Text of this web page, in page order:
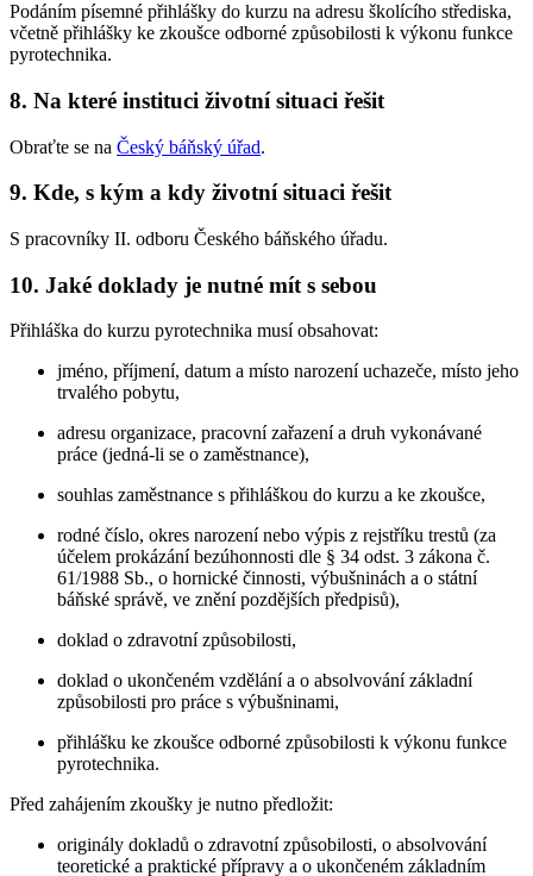
Podáním písemné přihlášky do kurzu na adresu školícího střediska,
včetně přihlášky ke zkoušce odborné způsobilosti k výkonu funkce
pyrotechnika.
8. Na které instituci životní situaci řešit
Obraťte se na Český báňský úřad.
9. Kde, s kým a kdy životní situaci řešit
S pracovníky II. odboru Českého báňského úřadu.
10. Jaké doklady je nutné mít s sebou
Přihláška do kurzu pyrotechnika musí obsahovat:
jméno, příjmení, datum a místo narození uchazeče, místo jeho
trvalého pobytu,
adresu organizace, pracovní zařazení a druh vykonávané
práce (jedná-li se o zaměstnance),
souhlas zaměstnance s přihláškou do kurzu a ke zkoušce,
rodné číslo, okres narození nebo výpis z rejstříku trestů (za
účelem prokázání bezúhonnosti dle § 34 odst. 3 zákona č.
61/1988 Sb., o hornické činnosti, výbušninách a o státní
báňské správě, ve znění pozdějších předpisů),
doklad o zdravotní způsobilosti,
doklad o ukončeném vzdělání a o absolvování základní
způsobilosti pro práce s výbušninami,
přihlášku ke zkoušce odborné způsobilosti k výkonu funkce
pyrotechnika.
Před zahájením zkoušky je nutno předložit:
originály dokladů o zdravotní způsobilosti, o absolvování
teoretické a praktické přípravy a o ukončeném základním